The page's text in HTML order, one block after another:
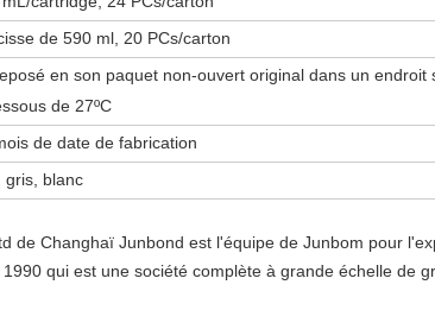
de 590 ml, 20 PCs/carton
en son paquet non-ouvert original dans un endroit
de 27ºC
de date de fabrication
gris , blanc
de Changhaï Junbond est l'équipe de Junbom pour
qui est une société complète à grande échelle de